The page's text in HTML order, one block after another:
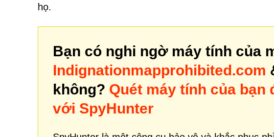
họ.
Bạn có nghi ngờ máy tính của
Indignationmapprohibited.com
không? Quét máy tính của bạn
với SpyHunter